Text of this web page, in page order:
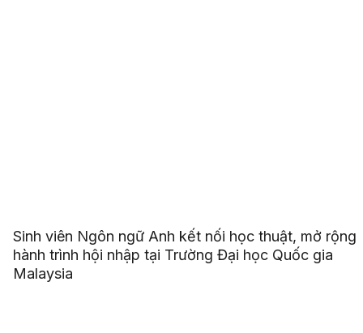
Sinh viên Ngôn ngữ Anh kết nối học thuật, mở rộng
hành trình hội nhập tại Trường Đại học Quốc gia
Malaysia